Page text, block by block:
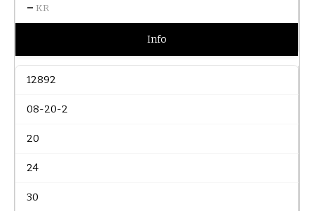
– KR
Info
12892
08-20-2
20
24
30